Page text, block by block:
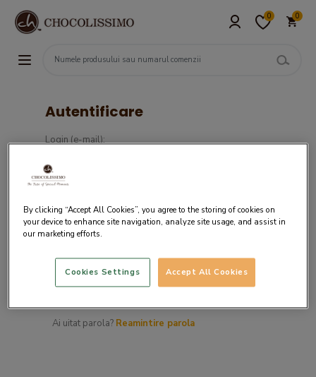
0 0
Autentificare
Login (e-mail):
Ai uitat parola? Reamintire parola
By clicking “Accept All Cookies”, you agree to the storing of cookies on
your device to enhance site navigation, analyze site usage, and assist in
our marketing efforts.
Accept All Cookies
Cookies Settings